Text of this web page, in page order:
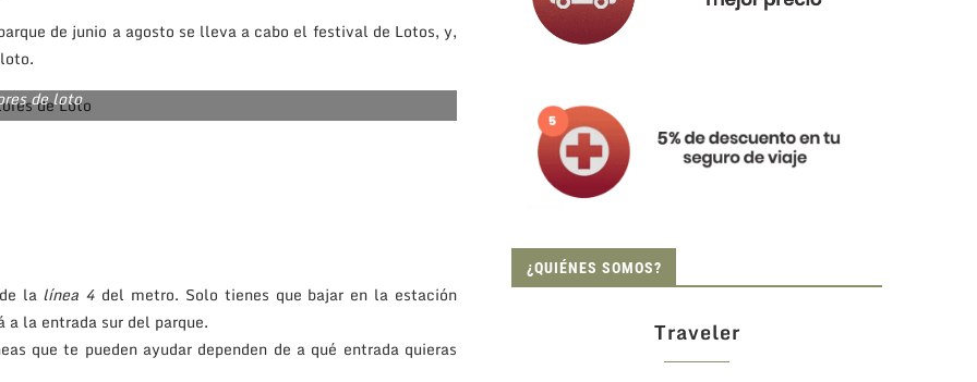
de junio a agosto se lleva a cabo el festival de Lotos, y,
de loto
la línea 4 del metro. Solo tienes que bajar en la estación
la entrada sur del parque.
que te pueden ayudar dependen de a qué entrada quieras
¿QUIÉNES SOMOS?
Traveler